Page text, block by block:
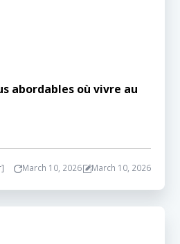
abordables où vivre au
March 10, 2026 March 10, 2026